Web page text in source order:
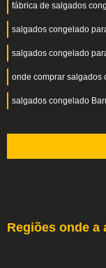
fábrica de salgados
salgados congelado
salgados congelado
onde comprar salgados
salgados congelado
Regiões onde a